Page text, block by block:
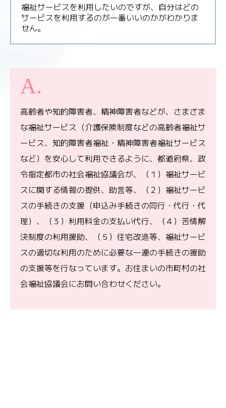
福祉サービスを利用したいのですが、自分はどの
サービスを利用するのが一番いいのかがわかりま
せん。
高齢者や知的障害者、精神障害者などが、さまざま
な福祉サービス（介護保険制度などの高齢者福祉サ
ービス、知的障害者福祉・精神障害者福祉サービス
など）を安心して利用できるように、都道府県、政
令指定都市の社会福祉協議会が、（１）福祉サービ
スに関する情報の提供、助言等、（２）福祉サービ
スの手続きの支援（申込み手続きの同行・代行・代
理）、（３）利用料金の支払い代行、（４）苦情解
決制度の利用援助、（５）住宅改造等、福祉サービ
スの適切な利用のために必要な一連の手続きの援助
の支援等を行なっています。お住まいの市町村の社
会福祉協議会にお問い合わせください。